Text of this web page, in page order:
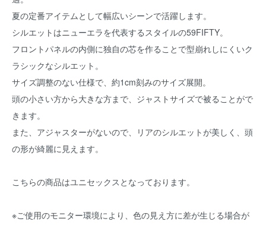
夏の定番アイテムとして幅広いシーンで活躍します。
シルエットはニューエラを代表するスタイルの59FIFTY。
フロントパネルの内側に独自の芯を作ることで型崩れしにくいク
ラシックなシルエット。
サイズ調整のない仕様で、約1cm刻みのサイズ展開。
頭の小さい方から大きな方まで、ジャストサイズで被ることがで
きます。
また、アジャスターがないので、リアのシルエットが美しく、頭
の形が綺麗に見えます。
こちらの商品はユニセックスとなっております。
※ご使用のモニター環境により、色の見え方に差が生じる場合が